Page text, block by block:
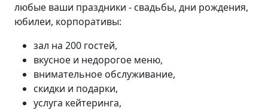
любые ваши праздники - свадьбы, дни рождения,
юбилеи, корпоративы:
зал на 200 гостей,
вкусное и недорогое меню,
внимательное обслуживание,
скидки и подарки,
услуга кейтеринга,